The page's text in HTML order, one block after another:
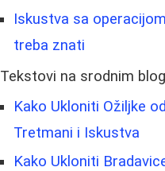
Iskustva sa
treba znati
Tekstovi na srodnim
Kako Ukloniti Ožiljke
Tretmani i Iskustva
Kako Ukloniti